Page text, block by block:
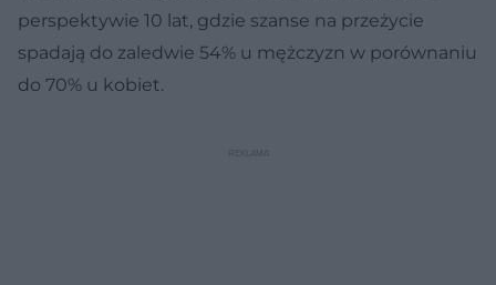
perspektywie 10 lat, gdzie szanse na przeżycie
spadają do zaledwie 54% u mężczyzn w porównaniu
do 70% u kobiet.